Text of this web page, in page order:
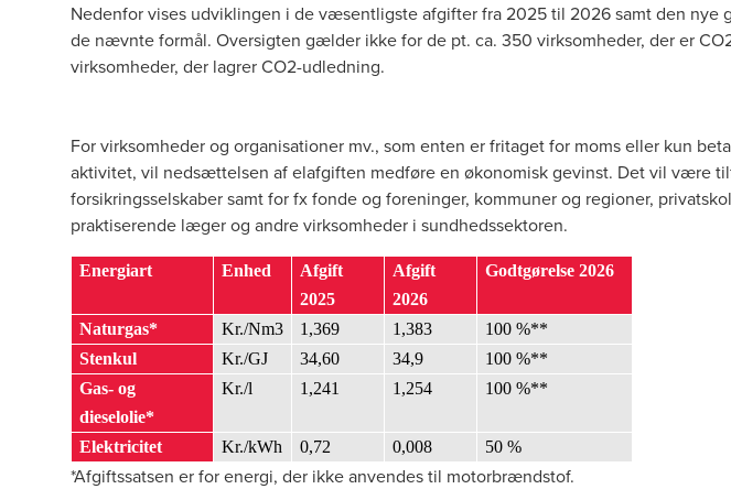
Nedenfor vises udviklingen i de væsentligste afgifter fra 2025 til 2026 samt den nye
de nævnte formål. Oversigten gælder ikke for de pt. ca. 350 virksomheder, der er
virksomheder, der lagrer CO2-udledning.
For virksomheder og organisationer mv., som enten er fritaget for moms eller kun
aktivitet, vil nedsættelsen af elafgiften medføre en økonomisk gevinst. Det vil være
forsikringsselskaber samt for fx fonde og foreninger, kommuner og regioner,
praktiserende læger og andre virksomheder i sundhedssektoren.
Energiart Enhed
Afgift
2025
Afgift
2026
Godtgørelse 2026
Naturgas* Kr./Nm3 1,369 1,383
100 %**
Stenkul
Kr./GJ 34,60 34,9
100 %**
Gas- og
dieselolie*
Kr./l 1,241 1,254 100 %**
Elektricitet Kr./kWh 0,72 0,008 50 %
*Afgiftssatsen er for energi, der ikke anvendes til motorbrændstof.